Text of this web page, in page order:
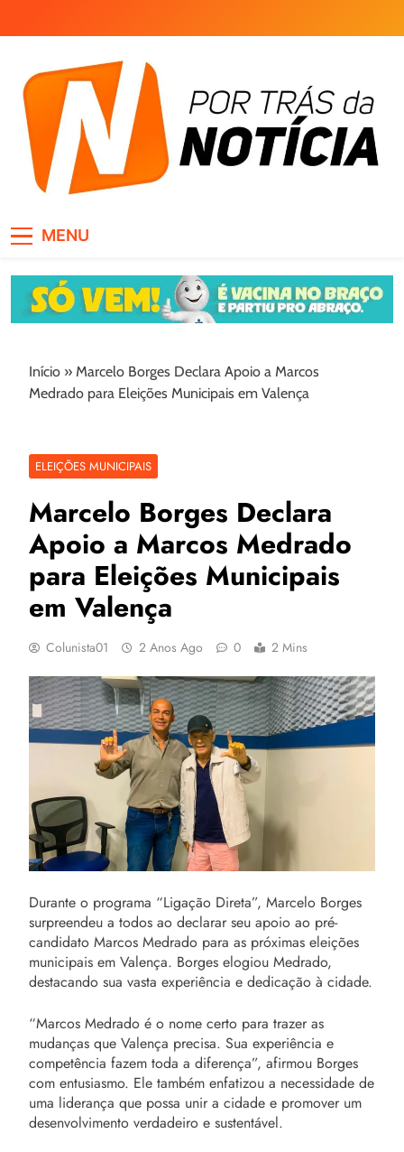
Por Trás da Notícia
MENU
Início » Marcelo Borges Declara Apoio a Marcos
Medrado para Eleições Municipais em Valença
ELEIÇÕES MUNICIPAIS
Marcelo Borges Declara
Apoio a Marcos Medrado
para Eleições Municipais
em Valença
Colunista01 2 Anos Ago 0 2 Mins
Durante o programa “Ligação Direta”, Marcelo Borges
surpreendeu a todos ao declarar seu apoio ao pré-
candidato Marcos Medrado para as próximas eleições
municipais em Valença. Borges elogiou Medrado,
destacando sua vasta experiência e dedicação à cidade.
“Marcos Medrado é o nome certo para trazer as
mudanças que Valença precisa. Sua experiência e
competência fazem toda a diferença”, afirmou Borges
com entusiasmo. Ele também enfatizou a necessidade de
uma liderança que possa unir a cidade e promover um
desenvolvimento verdadeiro e sustentável.